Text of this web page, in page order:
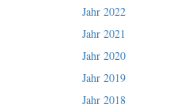
Jahr 2022
Jahr 2021
Jahr 2020
Jahr 2019
Jahr 2018